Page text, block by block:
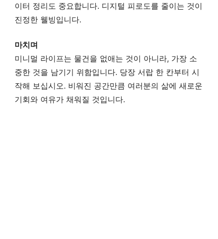
이터 정리도 중요합니다. 디지털 피로도를 줄이는 것이
진정한 웰빙입니다.
마치며
미니멀 라이프는 물건을 없애는 것이 아니라, 가장 소
중한 것을 남기기 위함입니다. 당장 서랍 한 칸부터 시
작해 보십시오. 비워진 공간만큼 여러분의 삶에 새로운
기회와 여유가 채워질 것입니다.